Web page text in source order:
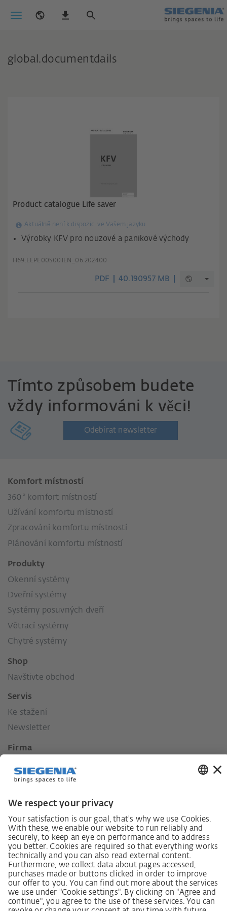
global.documentdails
Product catalogue Life saver
Aktuálně není k dispozici ve Vašem jazyku
Výrobky KFV pro nouzové a panikové východy
H69.EEPE00S001EN_06.202400
PDF 40.190957 MB
Tímto způsobem budete
vždy informováni k věci!
Odebírat newsletter
Komfort místností
360° komfort místností
Užívání komfortu místností
Zpracování komfortu místností
Plánování komfortu místností
Produkty
Okenní systémy
Dveřní systémy
Systémy posuvných dveří
Větrací systémy
Chytré systémy
Shop
Navštivte obchod
Servis
Ke stažení
Newsletter
Firma
Tisk
Naše hodnoty
Sociální závazek